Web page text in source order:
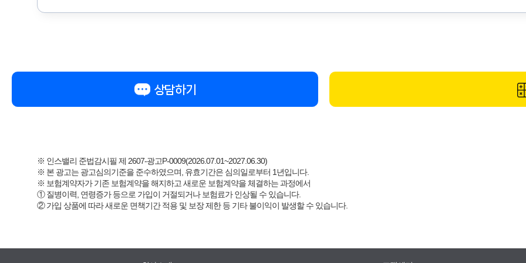
상담하기
※ 인스밸리 준법감시필 제 2607-광고P-0009(2026.07.01~2027.06.30)
※ 본 광고는 광고심의기준을 준수하였으며, 유효기간은 심의일로부터 1년입니다.
※ 보험계약자가 기존 보험계약을 해지하고 새로운 보험계약을 체결하는 과정에서
① 질병이력, 연령증가 등으로 가입이 거절되거나 보험료가 인상될 수 있습니다.
② 가입 상품에 따라 새로운 면책기간 적용 및 보장 제한 등 기타 불이익이 발생할 수 있습니다.